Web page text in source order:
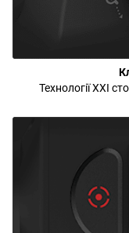
Технології XXI